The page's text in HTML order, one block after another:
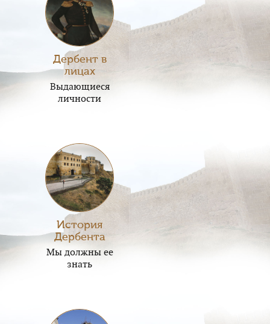
Дербент в
лицах
Выдающиеся
личности
История
Дербента
Мы должны ее
знать